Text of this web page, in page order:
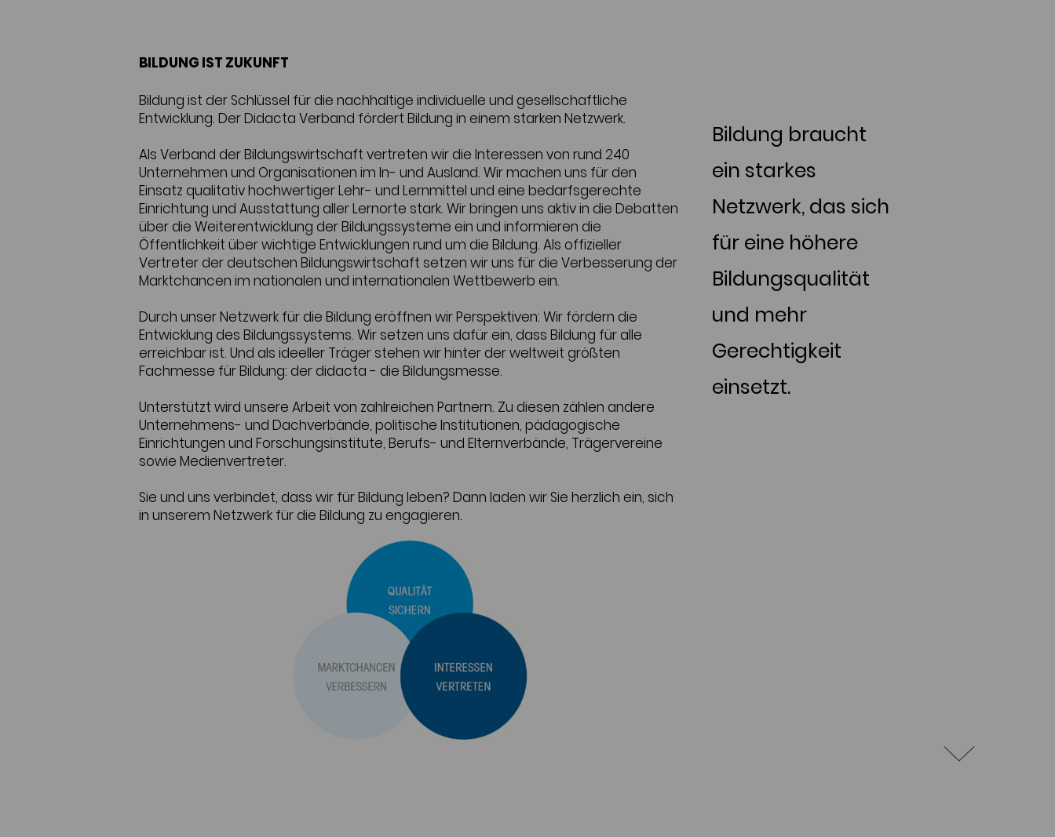
BILDUNG IST ZUKUNFT
Bildung ist der Schlüssel für die nachhaltige individuelle und gesellschaftliche
Entwicklung. Der Didacta Verband fördert Bildung in einem starken Netzwerk.
Als Verband der Bildungswirtschaft vertreten wir die Interessen von rund 240
Unternehmen und Organisationen im In- und Ausland. Wir machen uns für den
Einsatz qualitativ hochwertiger Lehr- und Lernmittel und eine bedarfsgerechte
Einrichtung und Ausstattung aller Lernorte stark. Wir bringen uns aktiv in die Debatten
über die Weiterentwicklung der Bildungssysteme ein und informieren die
Öffentlichkeit über wichtige Entwicklungen rund um die Bildung. Als offizieller
Vertreter der deutschen Bildungswirtschaft setzen wir uns für die Verbesserung der
Marktchancen im nationalen und internationalen Wettbewerb ein.
Durch unser Netzwerk für die Bildung eröffnen wir Perspektiven: Wir fördern die
Entwicklung des Bildungssystems. Wir setzen uns dafür ein, dass Bildung für alle
erreichbar ist. Und als ideeller Träger stehen wir hinter der weltweit größten
Fachmesse für Bildung: der didacta - die Bildungsmesse.
Unterstützt wird unsere Arbeit von zahlreichen Partnern. Zu diesen zählen andere
Unternehmens- und Dachverbände, politische Institutionen, pädagogische
Einrichtungen und Forschungsinstitute, Berufs- und Elternverbände, Trägervereine
sowie Medienvertreter.
Sie und uns verbindet, dass wir für Bildung leben? Dann laden wir Sie herzlich ein, sich
in unserem Netzwerk für die Bildung zu engagieren.
Bildung braucht
ein starkes
Netzwerk, das sich
für eine höhere
Bildungsqualität
und mehr
Gerechtigkeit
einsetzt.